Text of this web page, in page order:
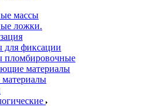
массы
ложки.
для фиксации
пломбировочные
материалы